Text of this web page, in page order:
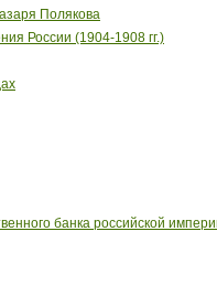
Полякова
России (1904-1908 гг.)
банка российской